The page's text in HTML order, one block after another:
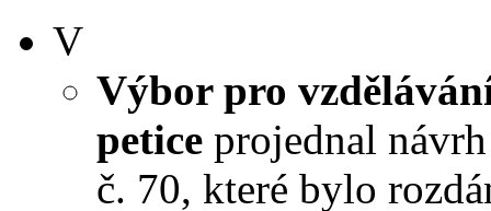
V
Výbor pro
petice projednal
č. 70, které bylo